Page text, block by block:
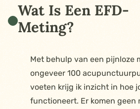
Wat Is Een EFD-
Meting?
Met behulp van een pijnloze
ongeveer 100
voeten krijg ik inzicht in hoe
functioneert. Er komen geen